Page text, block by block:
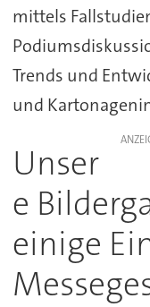
mittels
Trends und
und
Unser
e
einige